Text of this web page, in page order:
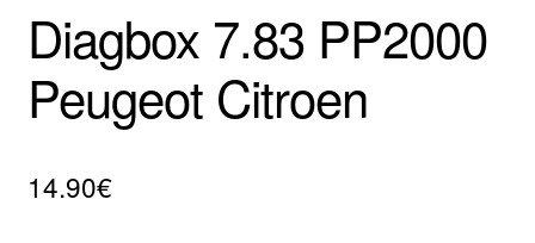
Diagbox 7.83 PP2000
Peugeot Citroen
14.90€